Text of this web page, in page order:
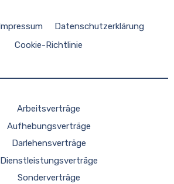
Impressum
Datenschutzerklärung
Cookie-Richtlinie
Arbeitsverträge
Aufhebungsverträge
Darlehensverträge
Dienstleistungsverträge
Sonderverträge